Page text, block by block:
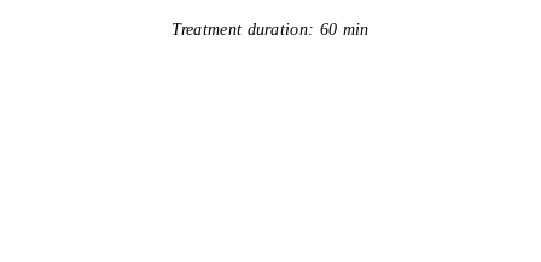
Treatment duration: 60 min